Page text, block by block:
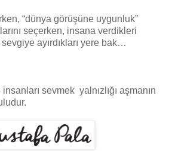
“dünya görüşüne uygunluk”
seçerken, insana verdikleri
ayırdıkları yere bak…
sevmek yalnızlığı aşmanın